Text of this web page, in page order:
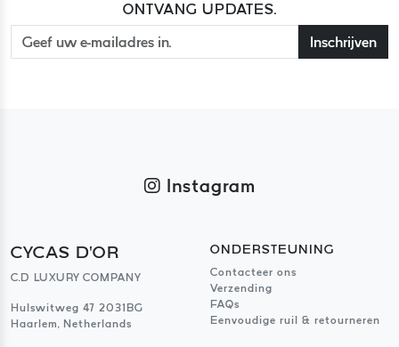
ONTVANG UPDATES.
Inschrijven
Instagram
CYCAS D'OR
C.D LUXURY COMPANY
Hulswitweg 47 2031BG
Haarlem, Netherlands
ONDERSTEUNING
Contacteer ons
Verzending
FAQs
Eenvoudige ruil & retourneren